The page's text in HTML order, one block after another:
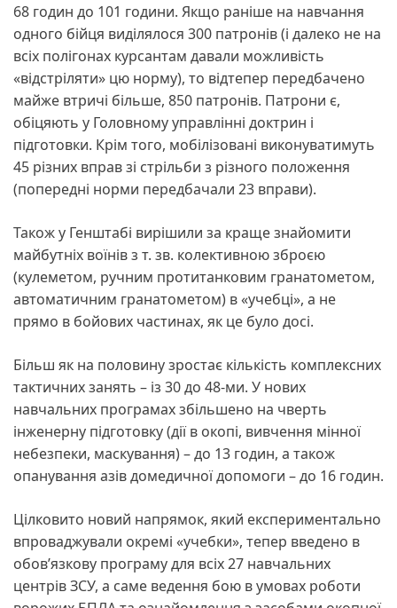
68 годин до 101 години. Якщо раніше на навчання
одного бійця виділялося 300 патронів (і далеко не на
всіх полігонах курсантам давали можливість
«відстріляти» цю норму), то відтепер передбачено
майже втричі більше, 850 патронів. Патрони є,
обіцяють у Головному управлінні доктрин і
підготовки. Крім того, мобілізовані виконуватимуть
45 різних вправ зі стрільби з різного положення
(попередні норми передбачали 23 вправи).
Також у Генштабі вирішили за краще знайомити
майбутніх воїнів з т. зв. колективною зброєю
(кулеметом, ручним протитанковим гранатометом,
автоматичним гранатометом) в «учебці», а не
прямо в бойових частинах, як це було досі.
Більш як на половину зростає кількість комплексних
тактичних занять – із 30 до 48-ми. У нових
навчальних програмах збільшено на чверть
інженерну підготовку (дії в окопі, вивчення мінної
небезпеки, маскування) – до 13 годин, а також
опанування азів домедичної допомоги – до 16 годин.
Цілковито новий напрямок, який експериментально
впроваджували окремі «учебки», тепер введено в
обов’язкову програму для всіх 27 навчальних
центрів ЗСУ, а саме ведення бою в умовах роботи